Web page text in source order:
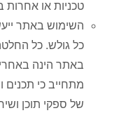
טכניות או אחרות
השימוש באתר
כל גולש. כל
באתר הינה
מתחייב כי תכנים
של ספקי תוכן